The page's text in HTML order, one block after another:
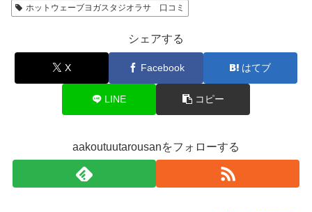
ホットウェーブヨガスタジオラサ 口コミ
シェアする
X Facebook はてブ
LINE コピー
aakoutuutarousanをフォローする